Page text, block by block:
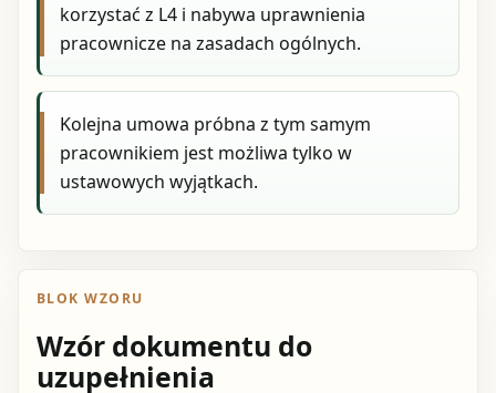
korzystać z L4 i nabywa uprawnienia
pracownicze na zasadach ogólnych.
Kolejna umowa próbna z tym samym
pracownikiem jest możliwa tylko w
ustawowych wyjątkach.
BLOK WZORU
Wzór dokumentu do
uzupełnienia